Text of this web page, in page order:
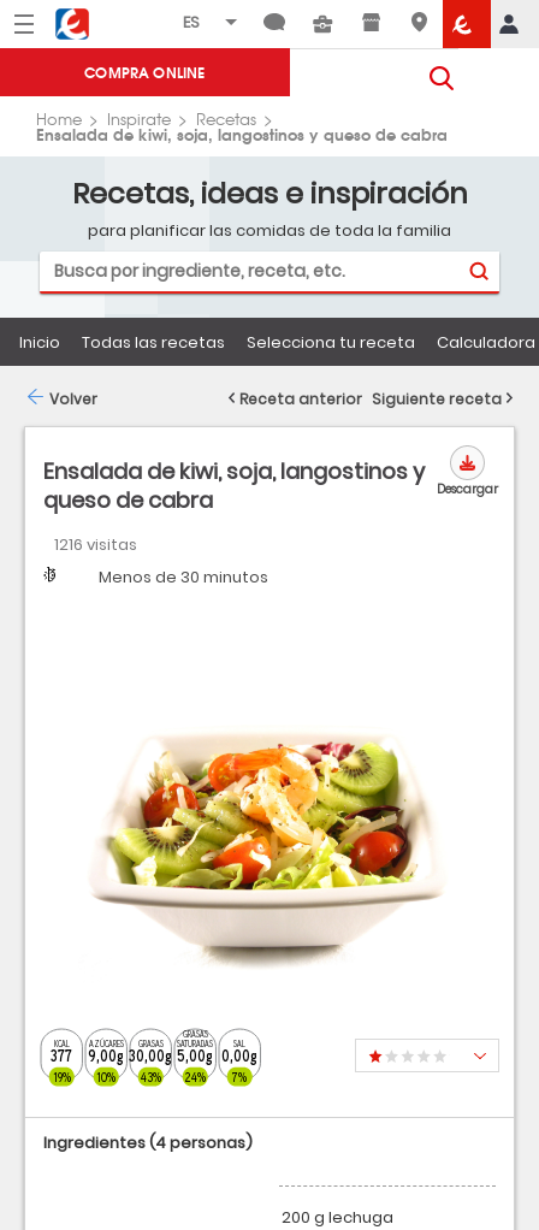
Menú Eroski
COMPRA ONLINE
Home Inspirate Recetas
Ensalada de kiwi, soja, langostinos y queso de cabra
Recetas, ideas e inspiración
para planificar las comidas de toda la familia
Inicio Todas las recetas Selecciona tu receta
Ensalada de kiwi, soja, langostinos y
queso de cabra
1216 visitas
Dificultad
Tiempo Menos de 30 minutos
Descargar
KCAL
377
19%
AZÚCARES
9,00g
10%
GRASAS
30,00g
43%
GRASAS
SATURADAS
5,00g
24%
SAL
0,00g
7%
Ingredientes(4 personas)
200 g lechuga
Volver Receta anterior Siguiente receta